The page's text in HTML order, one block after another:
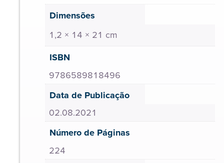
Dimensões
1,2 × 14 × 21 cm
ISBN
9786589818496
Data de Publicação
02.08.2021
Número de Páginas
224